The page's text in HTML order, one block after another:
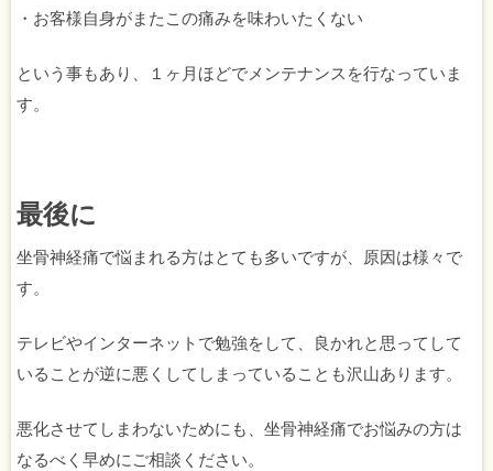
・お客様自身がまたこの痛みを味わいたくない
という事もあり、１ヶ月ほどでメンテナンスを行なっていま
す。
最後に
坐骨神経痛で悩まれる方はとても多いですが、原因は様々で
す。
テレビやインターネットで勉強をして、良かれと思ってして
いることが逆に悪くしてしまっていることも沢山あります。
悪化させてしまわないためにも、坐骨神経痛でお悩みの方は
なるべく早めにご相談ください。